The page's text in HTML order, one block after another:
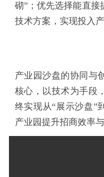
砌”；优先选择能直接
技术方案，实现投入
产业园沙盘的协同与
核心，以技术为手段
终实现从“展示沙盘”
产业园提升招商效率